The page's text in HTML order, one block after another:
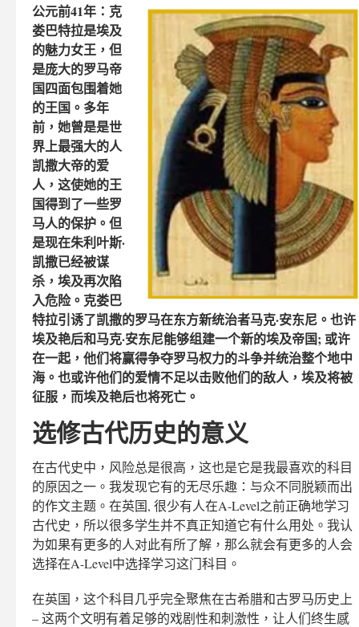
公元前41年：克
娄巴特拉是埃及
的魅力女王，但
是庞大的罗马帝
国四面包围着她
的王国。多年
前，她曾是是世
界上最强大的人
凯撒大帝的爱
人，这使她的王
国得到了一些罗
马人的保护。但
是现在朱利叶斯·
凯撒已经被谋
杀，埃及再次陷
入危险。克娄巴
特拉引诱了凯撒的罗马在东方新统治者马克·安东尼。也许
埃及艳后和马克·安东尼能够组建一个新的埃及帝国; 或许
在一起，他们将赢得争夺罗马权力的斗争并统治整个地中
海。也或许他们的爱情不足以击败他们的敌人，埃及将被
征服，而埃及艳后也将死亡。
选修古代历史的意义
在古代史中，风险总是很高，这也是它是我最喜欢的科目
的原因之一。我发现它有的无尽乐趣：与众不同脱颖而出
的作文主题。在英国, 很少有人在A-Level之前正确地学习
古代史，所以很多学生并不真正知道它有什么用处。我认
为如果有更多的人对此有所了解，那么就会有更多的人会
选择在A-Level中选择学习这门科目。
在英国，这个科目几乎完全聚焦在古希腊和古罗马历史上
– 这两个文明有着足够的戏剧性和刺激性，让人们终生感